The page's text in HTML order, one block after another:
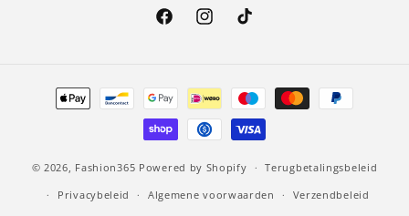
FacebookInstagramTikTok
Betaalmethoden
© 2026, Fashion365 Powered by Shopify
Terugbetalingsbeleid
Privacybeleid
Algemene voorwaarden
Verzendbeleid